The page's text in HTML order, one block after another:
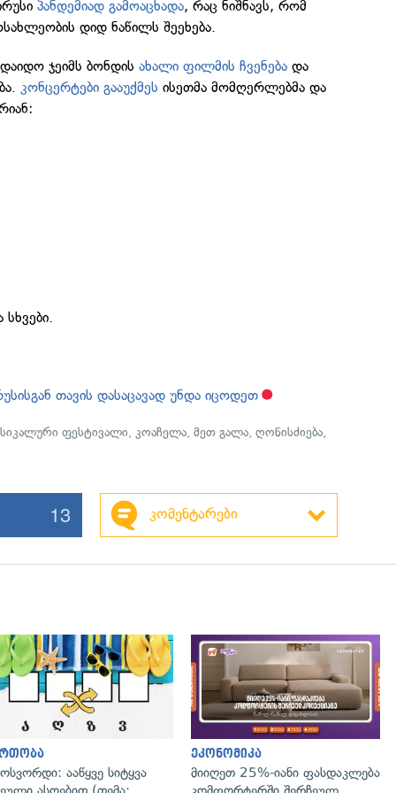
პანდემიად გამოაცხადა, რაც ნიშნავს, რომ
დიდ ნაწილს შეეხება.
ჯეიმს ბონდისახალი ფილმის ჩვენება და
კონცერტები გააუქმეს ისეთმა მომღერლებმა და
თავის დასაცავად უნდა იცოდეთ
ფესტივალი,კოაჩელა,მეთ გალა,ღონისძიება,
13 კომენტარები
გადახედვა
ააწყვე სიტყვა
ეკონომიკა
მიიღეთ 25%-იანი ფასდაკლება